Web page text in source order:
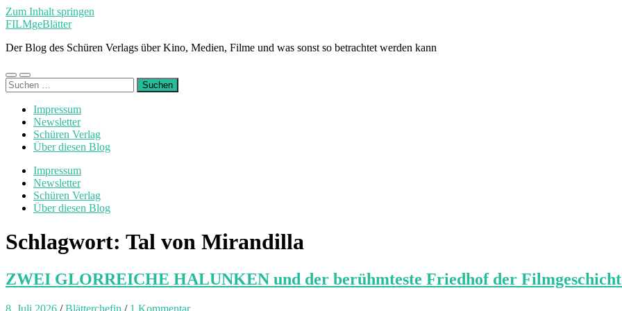
Zum Inhalt springen
FILMgeBlätter
Der Blog des Schüren Verlags über Kino, Medien, Filme und was sonst so betrachtet werden kann
Mobile-
Menü
Suchfeld
ein-/ausblenden
Suchen
nach:
Impressum
Newsletter
Schüren Verlag
Über diesen Blog
Impressum
Newsletter
Schüren Verlag
Über diesen Blog
Schlagwort: Tal von Mirandilla
ZWEI GLORREICHE HALUNKEN und der berühmteste Friedhof der
8. Juli 2026 /Blätterchefin / 1 Kommentar